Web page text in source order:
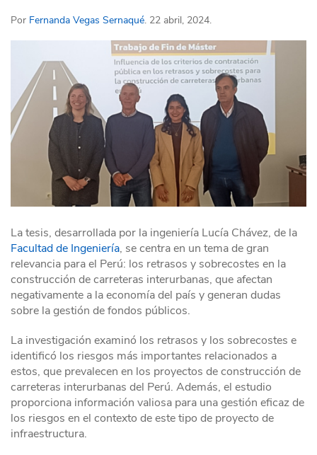
Por Fernanda Vegas Sernaqué. 22 abril, 2024.
La tesis, desarrollada por la ingeniería Lucía Chávez, de la
Facultad de Ingeniería, se centra en un tema de gran
relevancia para el Perú: los retrasos y sobrecostes en la
construcción de carreteras interurbanas, que afectan
negativamente a la economía del país y generan dudas
sobre la gestión de fondos públicos.
La investigación examinó los retrasos y los sobrecostes e
identificó los riesgos más importantes relacionados a
estos, que prevalecen en los proyectos de construcción de
carreteras interurbanas del Perú. Además, el estudio
proporciona información valiosa para una gestión eficaz de
los riesgos en el contexto de este tipo de proyecto de
infraestructura.